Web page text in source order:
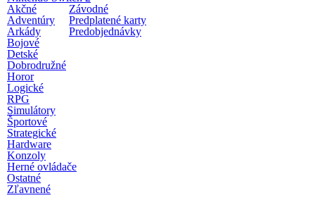
Akčné
Adventúry
Arkády
Bojové
Detské
Dobrodružné
Horor
Logické
RPG
Simulátory
Športové
Strategické
Závodné
Predplatené karty
Predobjednávky
Hardware
Konzoly
Herné ovládače
Ostatné
Zľavnené